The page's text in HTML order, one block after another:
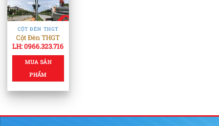
CỘT ĐÈN THGT
Cột Đèn THGT
LH: 0966.323.716
MUA SẢN
PHẨM